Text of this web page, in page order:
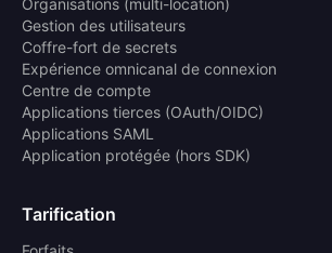
Gestion des utilisateurs
Coffre-fort de secrets
Expérience omnicanal de connexion
Centre de compte
Applications tierces (OAuth/OIDC)
Applications SAML
Application protégée (hors SDK)
Tarification